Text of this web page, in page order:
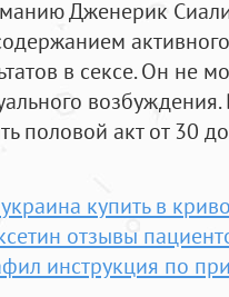
Дженерик
в сексе. Он не
половой акт от 30
купить в
отзывы
инструкция по